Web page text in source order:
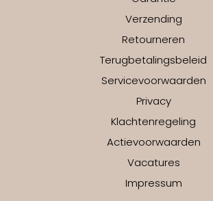
Verzending
Retourneren
Terugbetalingsbeleid
Servicevoorwaarden
Privacy
Klachtenregeling
Actievoorwaarden
Vacatures
Impressum